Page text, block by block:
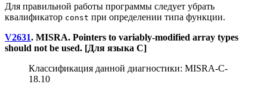
Для правильной работы программы следует убрать
квалификатор const при определении типа функции.
V2631. MISRA. Pointers to variably-modified array types
should not be used. [Для языка C]
Классификация данной диагностики: MISRA-C-
18.10